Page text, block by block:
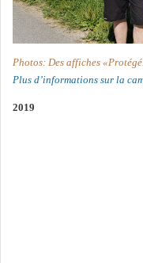
Photos: Des affiches
Plus d’informations sur la
2019